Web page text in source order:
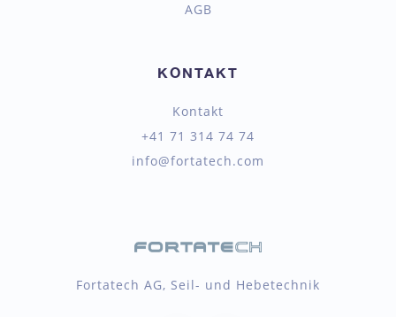
AGB
KONTAKT
Kontakt
+41 71 314 74 74
info@fortatech.com
Fortatech AG, Seil- und Hebetechnik